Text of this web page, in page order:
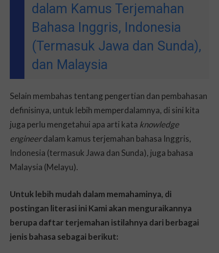
dalam Kamus Terjemahan
Bahasa Inggris, Indonesia
(Termasuk Jawa dan Sunda),
dan Malaysia
Selain membahas tentang pengertian dan pembahasan
definisinya, untuk lebih memperdalamnya, di sini kita
juga perlu mengetahui apa arti kata knowledge
engineerdalam kamus terjemahan bahasa Inggris,
Indonesia (termasuk Jawa dan Sunda), juga bahasa
Malaysia (Melayu).
Untuk lebih mudah dalam memahaminya, di
postingan literasi ini Kami akan menguraikannya
berupa daftar terjemahan istilahnya dari berbagai
jenis bahasa sebagai berikut: